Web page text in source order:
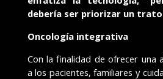
debería ser priorizar un trato
Oncología integrativa
Con la finalidad de ofrecer una
a los pacientes, familiares y